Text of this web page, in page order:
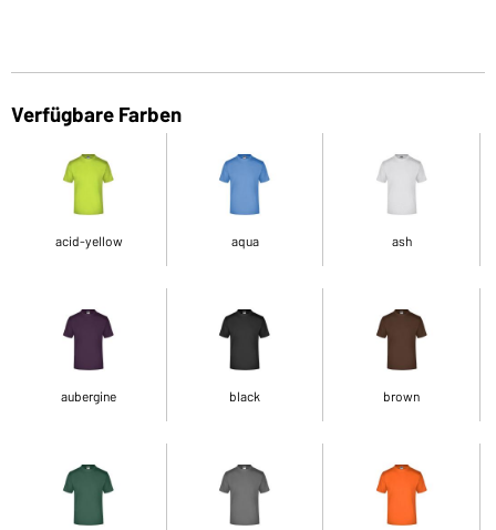
Verfügbare Farben
acid-yellow aqua ash
aubergine black brown